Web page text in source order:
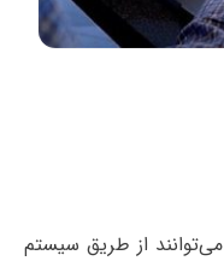
داوطلبان آزمون کارشناسی ارشد ۱۴۰۲ می‌توانند از طریق سیستم